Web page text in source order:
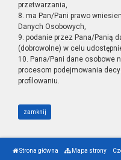
przetwarzania,
8. ma Pan/Pani prawo
Danych Osobowych,
9. podanie przez Pana/Panią
(dobrowolne) w celu
10. Pana/Pani dane osobowe
procesom podejmowania
profilowaniu.
zamknij
Strona główna Mapa strony